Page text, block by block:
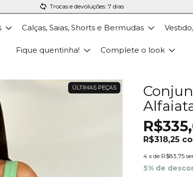
Trocas e devoluções: 7 dias
Calças, Saias, Shorts e Bermudas
Fique quentinha! Complete o look
ÚLTIMAS PEÇAS
R$318,25
4 x de R$83,75
5% de